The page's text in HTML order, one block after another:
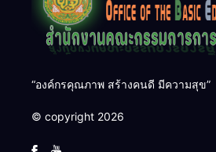
“องค์กรคุณภาพ สร้างคนดี มีความสุข”
© copyright 2026